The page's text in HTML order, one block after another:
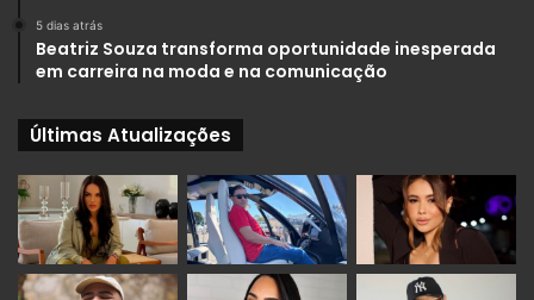
5 dias atrás
Beatriz Souza transforma oportunidade inesperada
em carreira na moda e na comunicação
Últimas Atualizações